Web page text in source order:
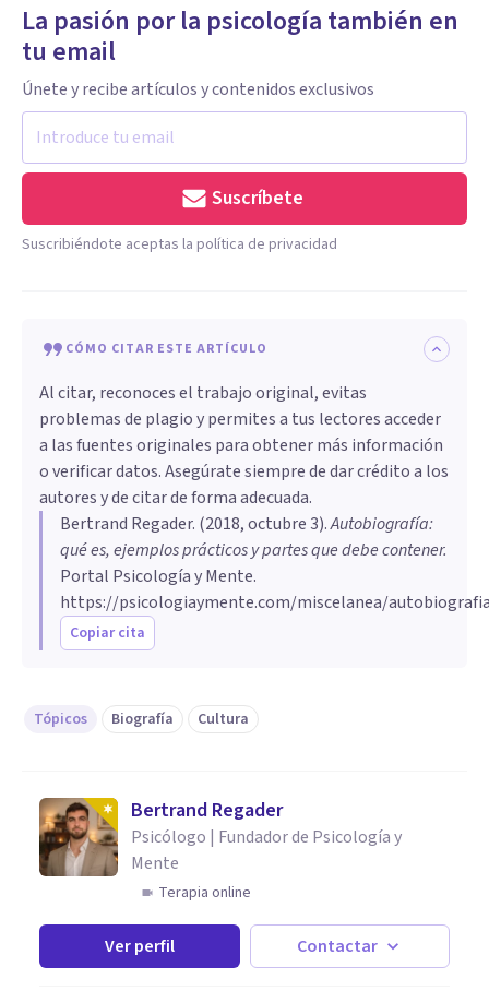
La pasión por la psicología también en
tu email
Únete y recibe artículos y contenidos exclusivos
Suscríbete
Suscribiéndote aceptas la política de privacidad
CÓMO CITAR ESTE ARTÍCULO
Al citar, reconoces el trabajo original, evitas
problemas de plagio y permites a tus lectores acceder
a las fuentes originales para obtener más información
o verificar datos. Asegúrate siempre de dar crédito a los
autores y de citar de forma adecuada.
Bertrand Regader. (2018, octubre 3).Autobiografía:
qué es, ejemplos prácticos y partes que debe contener.
Portal Psicología y Mente.
https://psicologiaymente.com/miscelanea/
Copiar cita
Tópicos Biografía Cultura
Bertrand Regader
Psicólogo | Fundador de Psicología y
Mente
Terapia online
Ver perfil Contactar